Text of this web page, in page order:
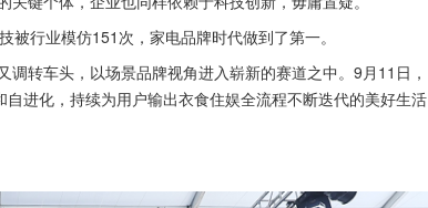
行业模仿151次，家电品牌时代做到了第一。
转车头，以场景品牌视角进入崭新的赛道之中。9月11日，
进化，持续为用户输出衣食住娱全流程不断迭代的美好生活